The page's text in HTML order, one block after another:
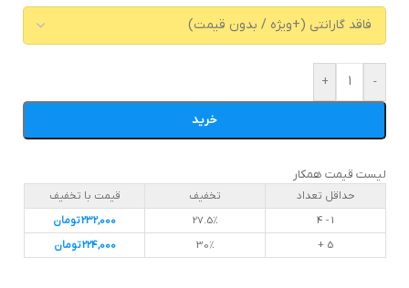
-
+
خرید
لیست قیمت همکار
حداقل تعداد تخفیف
قیمت با تخفیف
1 - 4
27.5%
232,000تومان
5 +
30%
224,000تومان